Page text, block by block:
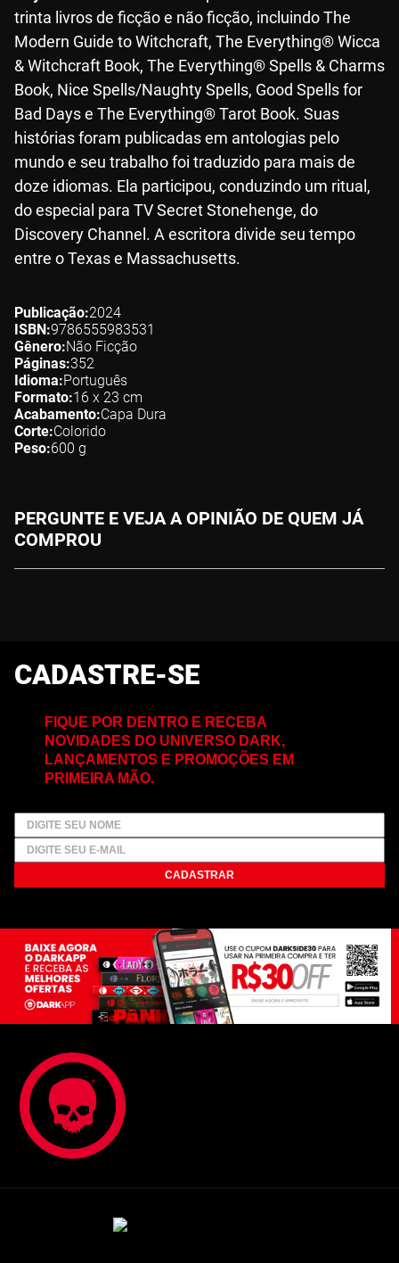
trinta livros de ficção e não ficção, incluindo The
Modern Guide to Witchcraft, The Everything® Wicca
& Witchcraft Book, The Everything® Spells & Charms
Book, Nice Spells/Naughty Spells, Good Spells for
Bad Days e The Everything® Tarot Book. Suas
histórias foram publicadas em antologias pelo
mundo e seu trabalho foi traduzido para mais de
doze idiomas. Ela participou, conduzindo um ritual,
do especial para TV Secret Stonehenge, do
Discovery Channel. A escritora divide seu tempo
entre o Texas e Massachusetts.
Publicação 2024
ISBN 9786555983531
Gênero Não Ficção
Páginas 352
Idioma Português
Formato 16 x 23 cm
Acabamento Capa Dura
Corte Colorido
Peso 600 g
PERGUNTE E VEJA A OPINIÃO DE QUEM JÁ
COMPROU
CADASTRE-SE
FIQUE POR DENTRO E RECEBA
NOVIDADES DO UNIVERSO DARK,
LANÇAMENTOS E PROMOÇÕES EM
PRIMEIRA MÃO.
CADASTRAR